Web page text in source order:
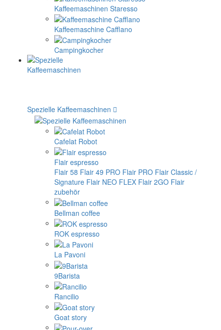
Kaffeemaschinen Staresso
Kaffeemaschine Cafflano
Campingkocher
Spezielle Kaffeemaschinen
Cafelat Robot
Flair espresso
Flair 58 Flair 49 PRO Flair PRO Flair Classic /
Signature Flair NEO FLEX Flair 2GO Flair
zubehör
Bellman coffee
ROK espresso
La Pavoni
9Barista
Rancilio
Goat story